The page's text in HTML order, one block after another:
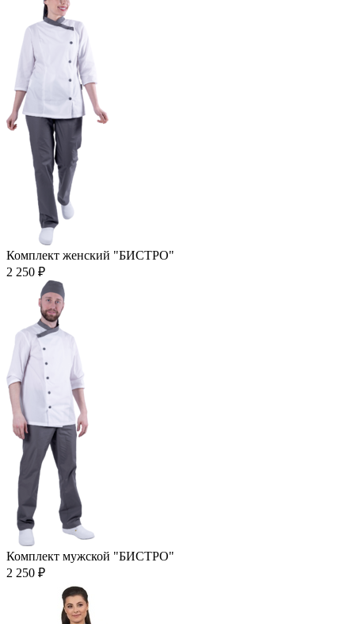
Комплект женский "БИСТРО"
2 250 ₽
Комплект мужской "БИСТРО"
2 250 ₽